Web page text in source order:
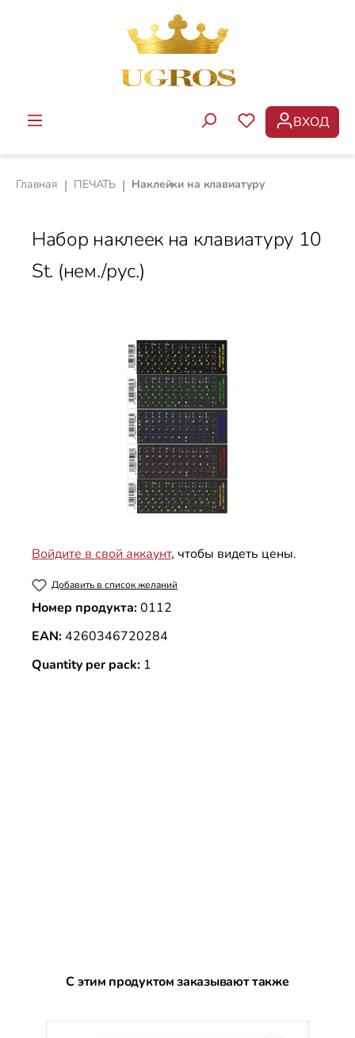
Перейти к основному содержанию
У ВАС ЕСТЬ
ВХОД
Главная | ПЕЧАТЬ | Наклейки на клавиатуру
Набор наклеек на клавиатуру 10
St. (нем./рус.)
Войдите в свой аккаунт, чтобы видеть цены.
Добавить в список желаний
Номер продукта:0112
EAN:4260346720284
Quantity per pack: 1
Пропустить галерею продуктов
С этим продуктом заказывают также